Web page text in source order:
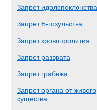
Запрет идолопоклонства
Запрет Б-гохульства
Запрет кровопролития
Запрет разврата
Запрет грабежа
Запрет органа от живого
существа